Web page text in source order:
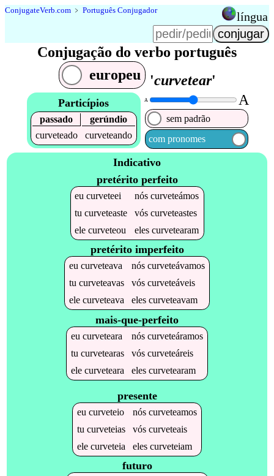
ConjugateVerb.com ﹥ Português Conjugador língua
Conjugação do verbo português
europeu
'curvetear'
Particípios
passado
gerúndio
curveteado
curveteando
A A
sem padrão
com pronomes
Indicativo
pretérito perfeito
eucurveteei nóscurveteámos
tucurveteaste vóscurveteastes
elecurveteou elescurvetearam
pretérito imperfeito
eu curveteava nós curveteávamos
tu curveteavas vós curveteáveis
ele curveteava eles curveteavam
mais-que-perfeito
eu curveteara nós curveteáramos
tu curvetearas vós curveteáreis
ele curveteara eles curvetearam
presente
eu curveteio nós curveteamos
tu curveteias vós curveteais
ele curveteia eles curveteiam
futuro